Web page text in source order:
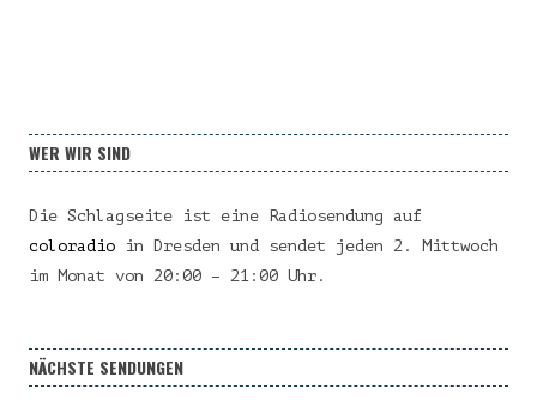
WER WIR SIND
Die Schlagseite ist eine Radiosendung auf
coloradio in Dresden und sendet jeden 2. Mittwoch
im Monat von 20:00 – 21:00 Uhr.
NÄCHSTE SENDUNGEN